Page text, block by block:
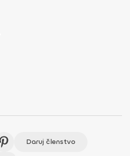
Daruj členstvo